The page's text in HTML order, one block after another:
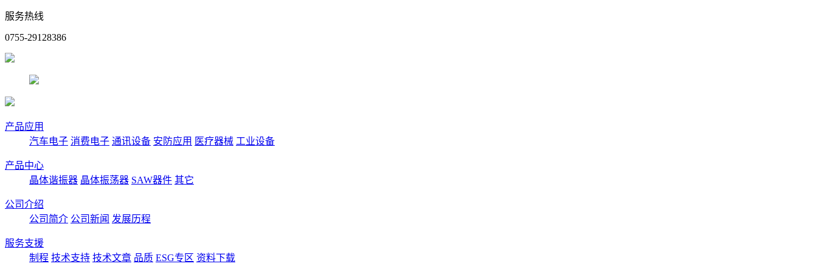
服务热线
0755-29128386
产品应用
汽车电子 消费电子 通讯设备 安防应用 医疗器械 工业设备
产品中心
晶体谐振器 晶体振荡器 SAW器件 其它
公司介绍
公司简介 公司新闻 发展历程
服务支援
制程 技术支持 技术文章 品质 ESG专区 资料下载